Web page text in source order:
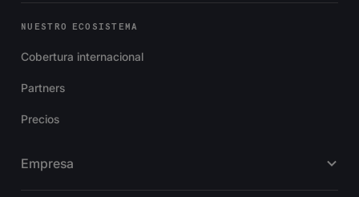
NUESTRO ECOSISTEMA
Cobertura internacional
Partners
Precios
Empresa